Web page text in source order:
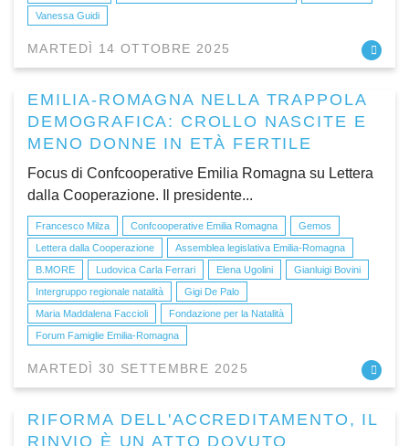
Vanessa Guidi
MARTEDÌ 14 OTTOBRE 2025
EMILIA-ROMAGNA NELLA TRAPPOLA
DEMOGRAFICA: CROLLO NASCITE E
MENO DONNE IN ETÀ FERTILE
Focus di Confcooperative Emilia Romagna su Lettera
dalla Cooperazione. Il presidente...
Francesco Milza Confcooperative Emilia Romagna
Gemos
Lettera dalla Cooperazione
Assemblea legislativa Emilia-Romagna
B.MORE
Ludovica Carla Ferrari Elena Ugolini
Gianluigi Bovini
Intergruppo regionale natalità
Gigi De Palo
Maria Maddalena Faccioli
Fondazione per la Natalità
Forum Famiglie Emilia-Romagna
MARTEDÌ 30 SETTEMBRE 2025
RIFORMA DELL'ACCREDITAMENTO, IL
RINVIO È UN ATTO DOVUTO